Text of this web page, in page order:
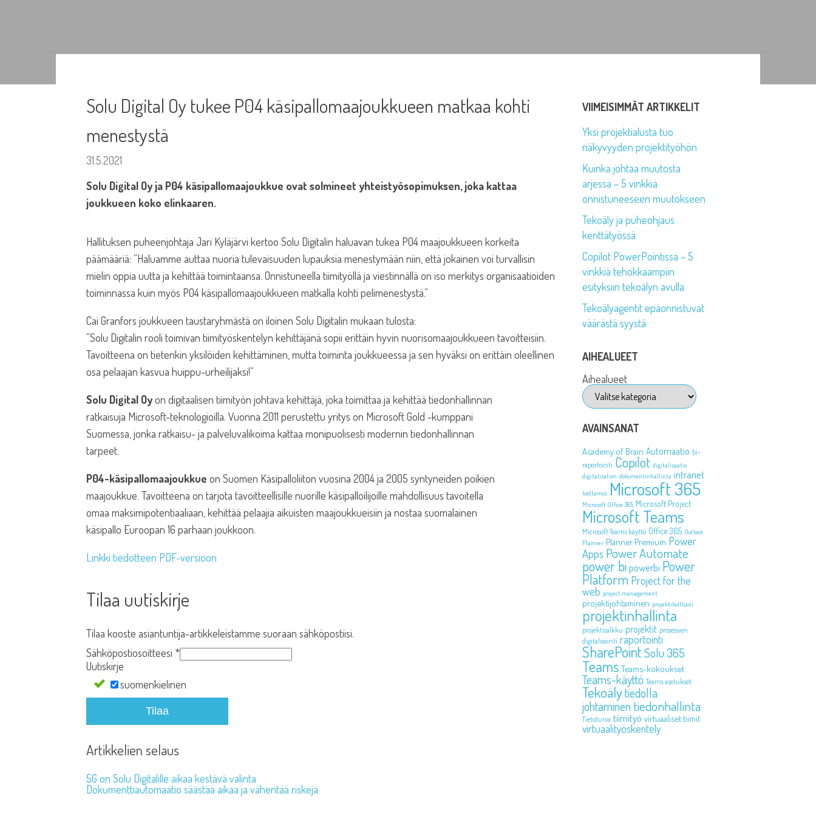
Solu Digital Oy tukee P04 käsipallomaajoukkueen matkaa kohti
menestystä
31.5.2021
Solu Digital Oy ja P04 käsipallomaajoukkue ovat solmineet yhteistyösopimuksen, joka kattaa
joukkueen koko elinkaaren.
Hallituksen puheenjohtaja Jari Kyläjärvi kertoo Solu Digitalin haluavan tukea P04 maajoukkueen korkeita
päämääriä: ”Haluamme auttaa nuoria tulevaisuuden lupauksia menestymään niin, että jokainen voi turvallisin
mielin oppia uutta ja kehittää toimintaansa. Onnistuneella tiimityöllä ja viestinnällä on iso merkitys organisaatioiden
toiminnassa kuin myös P04 käsipallomaajoukkueen matkalla kohti pelimenestystä.”
Cai Granfors joukkueen taustaryhmästä on iloinen Solu Digitalin mukaan tulosta:
”Solu Digitalin rooli toimivan tiimityöskentelyn kehittäjänä sopii erittäin hyvin nuorisomaajoukkueen tavoitteisiin.
Tavoitteena on tietenkin yksilöiden kehittäminen, mutta toiminta joukkueessa ja sen hyväksi on erittäin oleellinen
osa pelaajan kasvua huippu-urheilijaksi!”
Solu Digital Oyon digitaalisen tiimityön johtava kehittäjä, joka toimittaa ja kehittää tiedonhallinnan
ratkaisuja Microsoft-teknologioilla. Vuonna 2011 perustettu yritys on Microsoft Gold -kumppani
Suomessa, jonka ratkaisu- ja palveluvalikoima kattaa monipuolisesti modernin tiedonhallinnan
tarpeet.
P04-käsipallomaajoukkue on Suomen Käsipalloliiton vuosina 2004 ja 2005 syntyneiden poikien
maajoukkue. Tavoitteena on tarjota tavoitteellisille nuorille käsipalloilijoille mahdollisuus tavoitella
omaa maksimipotentiaaliaan, kehittää pelaajia aikuisten maajoukkueisiin ja nostaa suomalainen
käsipallo Euroopan 16 parhaan joukkoon.
Linkki tiedotteen PDF-versioon
Tilaa uutiskirje
Tilaa kooste asiantuntija-artikkeleistamme suoraan sähköpostiisi.
Sähköpostiosoitteesi *
Uutiskirje
suomenkielinen
Tilaa
Artikkelien selaus
5G on Solu Digitalille aikaa kestävä valinta
Dokumenttiautomaatio säästää aikaa ja vähentää riskejä
VIIMEISIMMÄT ARTIKKELIT
Yksi projektialusta tuo
näkyvyyden projektityöhön
Kuinka johtaa muutosta
arjessa – 5 vinkkiä
onnistuneeseen muutokseen
Tekoäly ja puheohjaus
kenttätyössä
Copilot PowerPointissa – 5
vinkkiä tehokkaampiin
esityksiin tekoälyn avulla
Tekoälyagentit epäonnistuvat
väärästä syystä
AIHEALUEET
Aihealueet
AVAINSANAT
Academy of Brain Automaatio bi-
raportointi Copilot digitalisaatio
digitalization dokumentinhallinta intranet
luottamus Microsoft 365
Microsoft Office 365 Microsoft Project
Microsoft Teams
Microsoft Teams käyttö Office 365 Outlook
Planner Planner Premium Power
Apps Power Automate
power bipowerbi Power
Platform Project for the
web project management
projektijohtaminen projektikulttuuri
projektinhallinta
projektisalkku projektit prosessien
digitalisointi raportointi
SharePointSolu 365
Teams Teams-kokoukset
Teams-käyttö Teams asetukset
Tekoälytiedolla
johtaminen tiedonhallinta
Tietoturva tiimityö virtuaaliset tiimit
virtuaalityöskentely